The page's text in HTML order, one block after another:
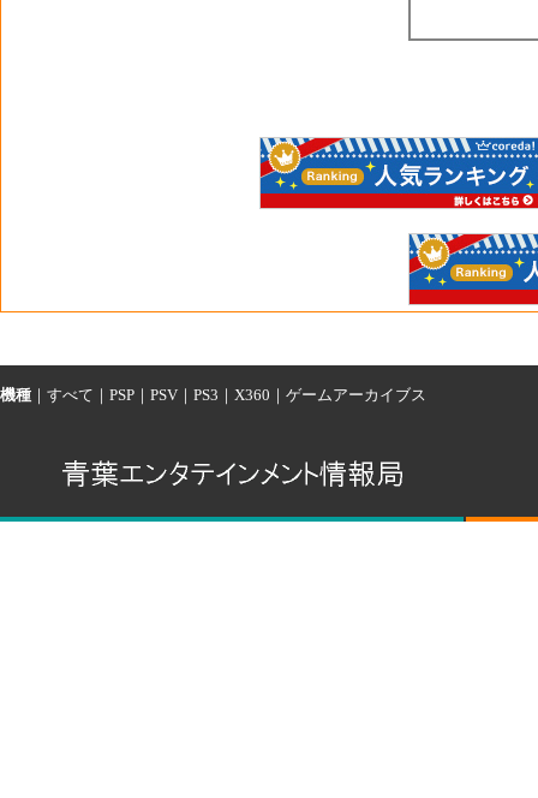
機種 ｜ すべて ｜ PSP ｜ PSV ｜ PS3 ｜ X360 ｜ ゲームアーカイブス